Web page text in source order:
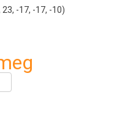
-17, -17, -10)